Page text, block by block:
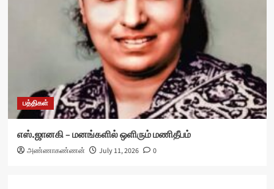
பத்திகள்
எஸ்.ஜானகி – மனங்களில் ஒளிரும் மணிதீபம்
அண்ணாகண்ணன் July 11, 2026 0